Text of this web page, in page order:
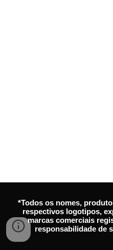
*Todos os nomes,
respectivos logotipos,
marcas comerciais
responsabilidade de